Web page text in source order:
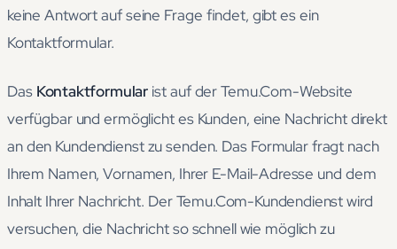
keine Antwort auf seine Frage findet, gibt es ein
Kontaktformular.
Das Kontaktformular ist auf der Temu.Com-Website
verfügbar und ermöglicht es Kunden, eine Nachricht direkt
an den Kundendienst zu senden. Das Formular fragt nach
Ihrem Namen, Vornamen, Ihrer E-Mail-Adresse und dem
Inhalt Ihrer Nachricht. Der Temu.Com-Kundendienst wird
versuchen, die Nachricht so schnell wie möglich zu